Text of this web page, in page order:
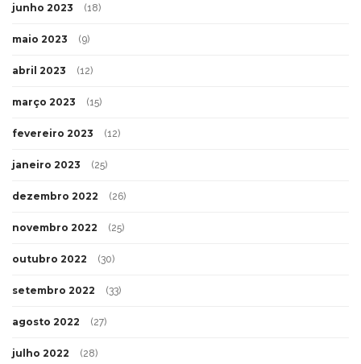
junho 2023 (18)
maio 2023 (9)
abril 2023 (12)
março 2023 (15)
fevereiro 2023 (12)
janeiro 2023 (25)
dezembro 2022 (26)
novembro 2022 (25)
outubro 2022 (30)
setembro 2022 (33)
agosto 2022 (27)
julho 2022 (28)